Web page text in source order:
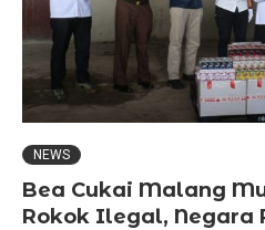
NEWS
Bea Cukai Malang
Rokok Ilegal, Negara